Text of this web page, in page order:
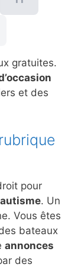
gratuites.
et des
pour
. Un
Vous êtes
bateaux
annonces
des